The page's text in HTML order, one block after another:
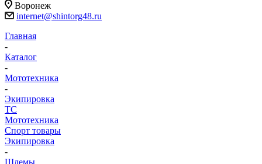
Воронеж
internet@shintorg48.ru
Главная
-
Каталог
-
Мототехника
-
Экипировка
ТС
Мототехника
Спорт товары
Экипировка
-